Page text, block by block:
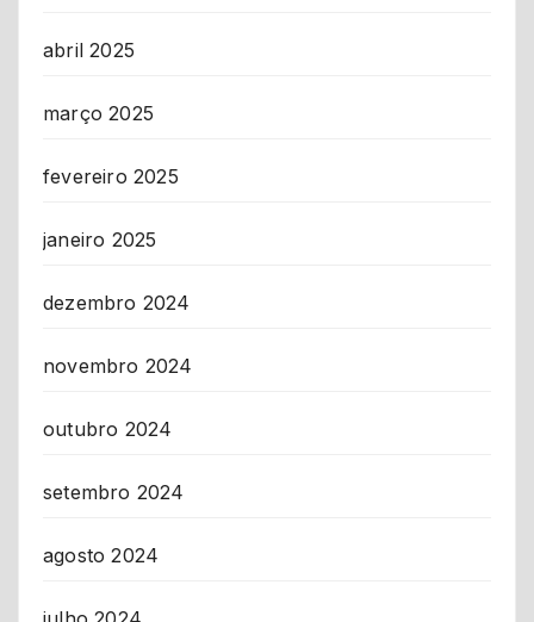
abril 2025
março 2025
fevereiro 2025
janeiro 2025
dezembro 2024
novembro 2024
outubro 2024
setembro 2024
agosto 2024